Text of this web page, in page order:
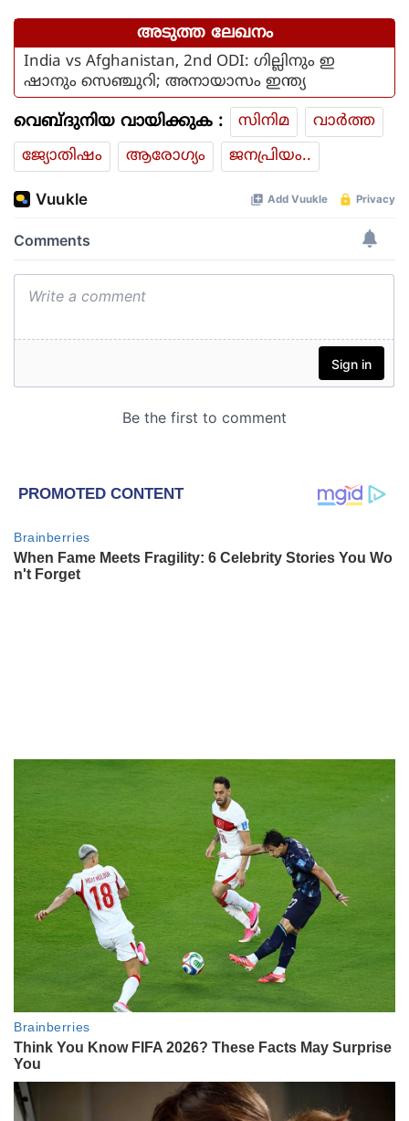
അടുത്ത ലേഖനം
India vs Afghanistan, 2nd ODI: ഗില്ലിനും ഇ
ഷാനും സെഞ്ചുറി; അനായാസം ഇന്ത്യ
വെബ്ദുനിയ വായിക്കുക : സിനിമ
വാര്‍ത്ത
ജ്യോതിഷം
ആരോഗ്യം ജനപ്രിയം..